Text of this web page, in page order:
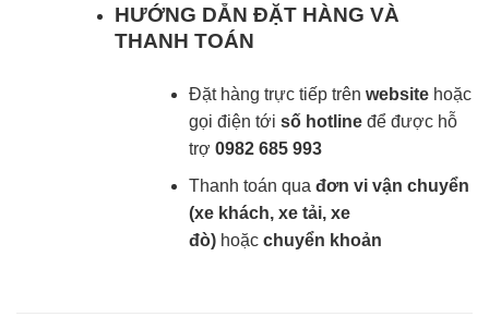
HƯỚNG DẴN ĐẶT HÀNG VÀ
THANH TOÁN
Đặt hàng trực tiếp trênwebsite hoặc
gọi điện tớisố hotline để được hỗ
trợ0982 685 993
Thanh toán quađơn vi vận chuyển
(xe khách, xe tải, xe
đò) hoặcchuyển khoản